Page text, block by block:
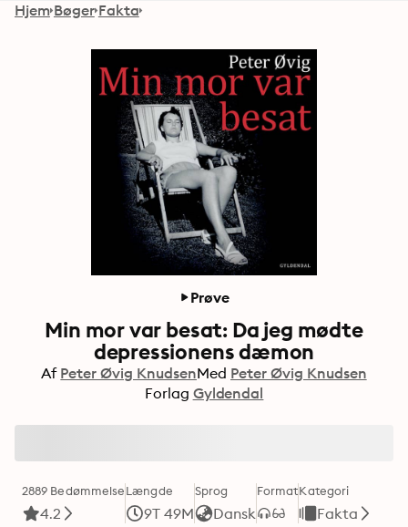
Hjem Bøger Fakta
Prøve
Min mor var besat: Da jeg mødte
depressionens dæmon
Af Peter Øvig KnudsenMed Peter Øvig Knudsen
Forlag Gyldendal
2889 Bedømmelse
4.2
Længde
9T 49M
Sprog
Dansk
FormatKategori
Fakta